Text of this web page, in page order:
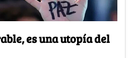
es una utopía del